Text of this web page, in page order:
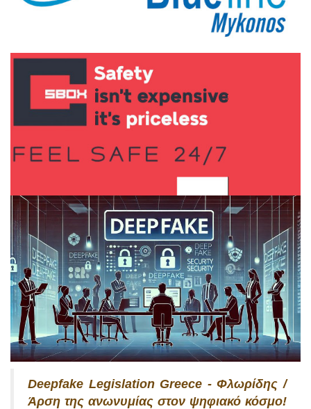
Deepfake Legislation Greece - Φλωρίδης /
Άρση της ανωνυμίας στον ψηφιακό κόσμο!